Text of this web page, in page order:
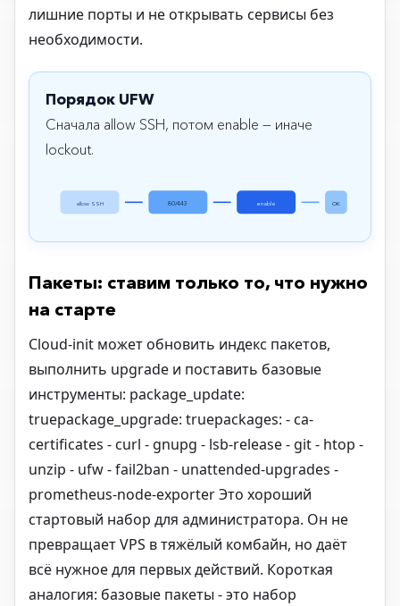
лишние порты и не открывать сервисы без
необходимости.
Порядок UFW
Сначала allow SSH, потом enable — иначе
lockout.
allow SSH 80/443 enable OK
Пакеты: ставим только то, что нужно
на старте
Cloud-init может обновить индекс пакетов,
выполнить upgrade и поставить базовые
инструменты: package_update:
truepackage_upgrade: truepackages: - ca-
certificates - curl - gnupg - lsb-release - git - htop -
unzip - ufw - fail2ban - unattended-upgrades -
prometheus-node-exporter Это хороший
стартовый набор для администратора. Он не
превращает VPS в тяжёлый комбайн, но даёт
всё нужное для первых действий. Короткая
аналогия: базовые пакеты - это набор